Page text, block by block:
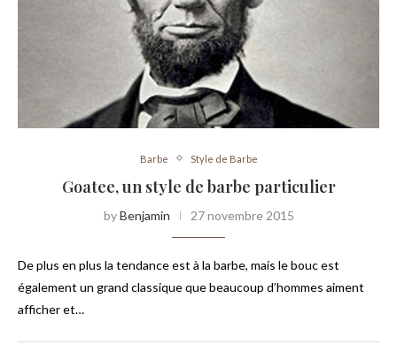
Barbe Style de Barbe
Goatee, un style de barbe particulier
byBenjamin 27 novembre 2015
De plus en plus la tendance est à la barbe, mais le bouc est
également un grand classique que beaucoup d’hommes aiment
afficher et…